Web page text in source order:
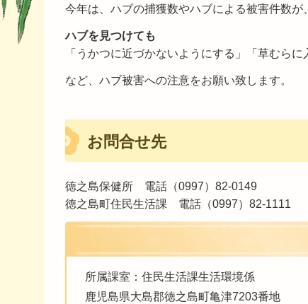
今年は、ハブの捕獲数やハブによる被害件数が
ハブを見つけても
「うかつに近づかないようにする」「草むらに
など、ハブ被害への注意をお願い致します。
お問合せ先
徳之島保健所 電話（0997）82-0149
徳之島町住民生活課 電話（0997）82-1111
所属課室：住民生活課生活環境係
鹿児島県大島郡徳之島町亀津7203番地